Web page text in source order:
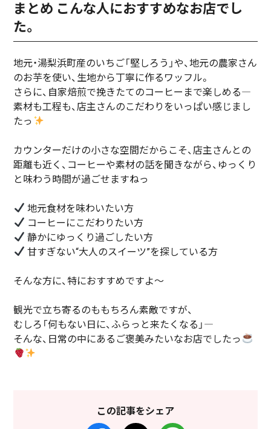
まとめ こんな人におすすめなお店でし
た。
地元・湯梨浜町産のいちご「堅しろう」や、地元の農家さん
のお芋を使い、生地から丁寧に作るワッフル。
さらに、自家焙煎で挽きたてのコーヒーまで楽しめる―
素材も工程も、店主さんのこだわりをいっぱい感じまし
たっ
カウンターだけの小さな空間だからこそ、店主さんとの
距離も近く、コーヒーや素材の話を聞きながら、ゆっくり
と味わう時間が過ごせますねっ
地元食材を味わいたい方
コーヒーにこだわりたい方
静かにゆっくり過ごしたい方
甘すぎない“大人のスイーツ”を探している方
そんな方に、特におすすめですよ～
観光で立ち寄るのももちろん素敵ですが、
むしろ「何もない日に、ふらっと来たくなる」―
そんな、日常の中にあるご褒美みたいなお店でしたっ
この記事をシェア